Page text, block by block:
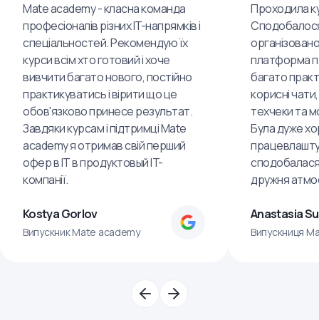
Mate academy - класна команда
професіоналів різних IT-напрямків і
спеціальностей. Рекомендую їх
курси всім хто готовий і хоче
вивчити багато нового, постійно
практикуватись і вірити що це
обов'язково принесе результат.
Завдяки курсам і підтримці Mate
academy я отримав свій перший
офер в IT в продуктовый IT-
компанії.
Kostya Gorlov
Випускник Mate academy
Проходила
платформа
багато
корисні
техчеки та
Була дуже
дружня
Anastasia
Випускниця